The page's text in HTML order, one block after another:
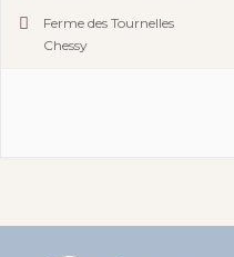
Ferme des Tournelles
Chessy